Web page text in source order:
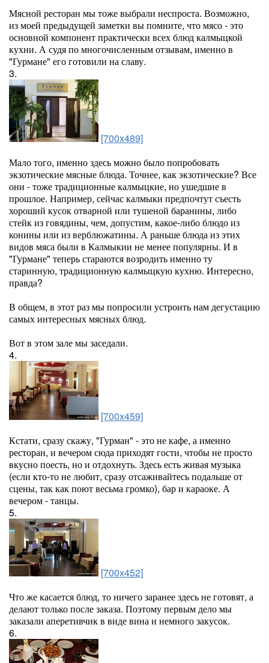
Мясной ресторан мы тоже выбрали неспроста. Возможно,
из моей предыдущей заметки вы помните, что мясо - это
основной компонент практически всех блюд калмыцкой
кухни. А судя по многочисленным отзывам, именно в
"Гурмане" его готовили на славу.
3.
[700x489]
Мало того, именно здесь можно было попробовать
экзотические мясные блюда. Точнее, как экзотические? Все
они - тоже традиционные калмыцкие, но ушедшие в
прошлое. Например, сейчас калмыки предпочтут съесть
хороший кусок отварной или тушеной баранины, либо
стейк из говядины, чем, допустим, какое-либо блюдо из
конины или из верблюжатины. А раньше блюда из этих
видов мяса были в Калмыкии не менее популярны. И в
"Гурмане" теперь стараются возродить именно ту
старинную, традиционную калмыцкую кухню. Интересно,
правда?
В общем, в этот раз мы попросили устроить нам дегустацию
самых интересных мясных блюд.
Вот в этом зале мы заседали.
4.
[700x459]
Кстати, сразу скажу, "Гурман" - это не кафе, а именно
ресторан, и вечером сюда приходят гости, чтобы не просто
вкусно поесть, но и отдохнуть. Здесь есть живая музыка
(если кто-то не любит, сразу отсаживайтесь подальше от
сцены, так как поют весьма громко), бар и караоке. А
вечером - танцы.
5.
[700x452]
Что же касается блюд, то ничего заранее здесь не готовят, а
делают только после заказа. Поэтому первым дело мы
заказали аперетивчик в виде вина и немного закусок.
6.